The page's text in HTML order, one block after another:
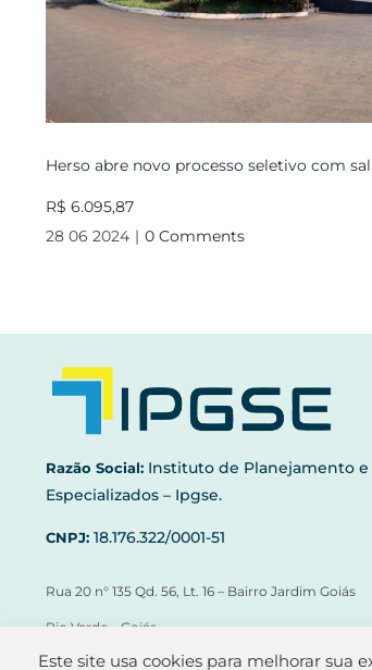
Herso abre novo processo seletivo com
R$ 6.095,87
28 06 2024 | 0 Comments
Razão Social: Instituto de Planejamento e
Especializados – Ipgse.
CNPJ: 18.176.322/0001-51
Rua 20 n° 135 Qd. 56, Lt. 16 – Bairro Jardim Goiás
Rio Verde – Goiás
CEP 75.903-320
Este site usa cookies para melhorar sua